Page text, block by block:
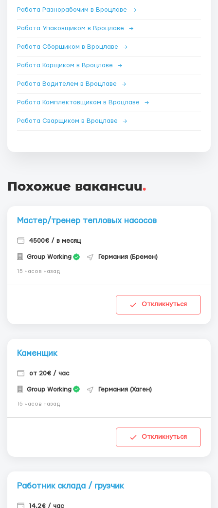
Работа Разнорабочим в Вроцлаве →
Работа Упаковщиком в Вроцлаве →
Работа Сборщиком в Вроцлаве →
Работа Карщиком в Вроцлаве →
Работа Водителем в Вроцлаве →
Работа Комплектовщиком в Вроцлаве →
Работа Сварщиком в Вроцлаве →
Похожие вакансии.
Мастер/тренер тепловых насосов
4500€ / в месяц
Group Working Германия (Бремен)
15 часов назад
Откликнуться
Каменщик
от 20€ / час
Group Working Германия (Хаген)
15 часов назад
Откликнуться
Работник склада / грузчик
14,2€ / час